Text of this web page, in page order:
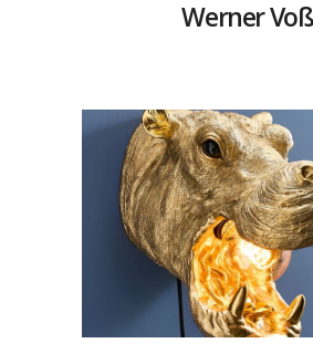
Werner Voß